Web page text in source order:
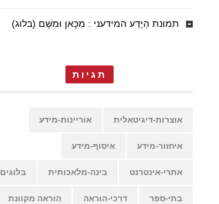
תמונת הַיֶּדַע המידעני : מִכָּאן וּמִשָּׁם (בלוג)
תגיות
אוצרות-דיגיטאלית אוריינות-מידע
איחזור-מידע איסוף-מידע
אתרי-אינטרנט בינה-מלאכותית בלוגים
בתי-ספר דרכי-הוראה הוראה מקוונת